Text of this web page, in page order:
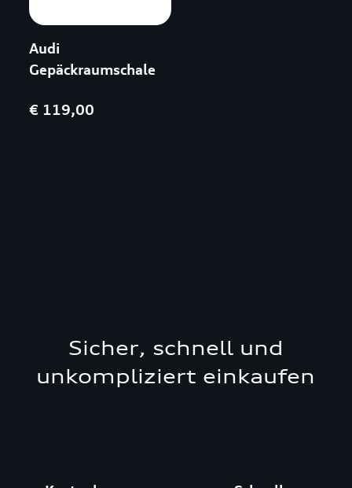
Audi
Gepäckraumschale
€ 119,00
Sicher, schnell und
unkompliziert einkaufen